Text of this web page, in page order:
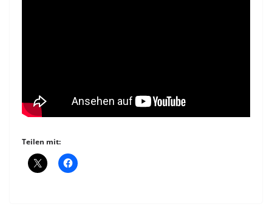
Teilen mit: